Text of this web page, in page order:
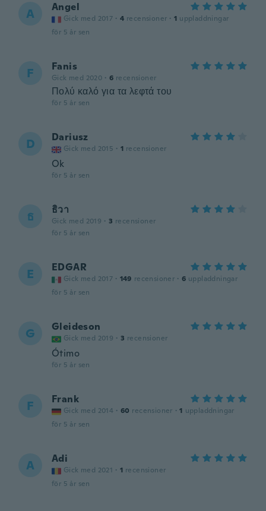
A Angel
Gick med 2017 · 4 recensioner · 1 uppladdningar
för 5 år sen
F Fanis
Gick med 2020 · 6 recensioner
Πολύ καλό για τα λεφτά του
för 5 år sen
D Dariusz
Gick med 2015 · 1 recensioner
Ok
för 5 år sen
ธ ธิวา
Gick med 2019 · 3 recensioner
för 5 år sen
E EDGAR
Gick med 2017 · 149 recensioner · 6 uppladdningar
för 5 år sen
G Gleideson
Gick med 2019 · 3 recensioner
Ótimo
för 5 år sen
F Frank
Gick med 2014 · 60 recensioner · 1 uppladdningar
för 5 år sen
A Adi
Gick med 2021 · 1 recensioner
för 5 år sen